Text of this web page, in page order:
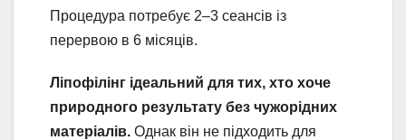
Процедура потребує 2–3 сеансів із
перервою в 6 місяців.
Ліпофілінг ідеальний для тих, хто хоче
природного результату без чужорідних
матеріалів. Однак він не підходить для